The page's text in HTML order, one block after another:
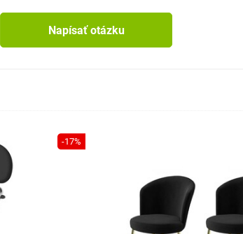
Napísať otázku
-17%